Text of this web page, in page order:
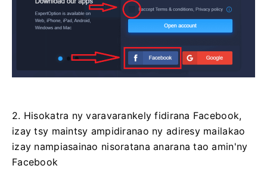
2. Hisokatra ny varavarankely fidirana Facebook,
izay tsy maintsy ampidiranao ny adiresy mailakao
izay nampiasainao nisoratana anarana tao amin'ny
Facebook